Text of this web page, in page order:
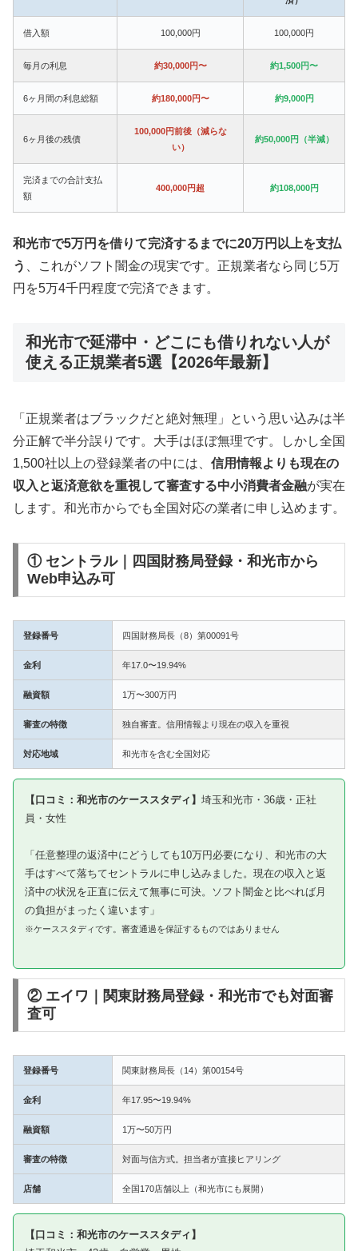
借入額 100,000円 100,000円
毎月の利息 約30,000円〜 約1,500円〜
6ヶ月間の利息総額 約180,000円〜 約9,000円
6ヶ月後の残債
100,000円前後（減らな
い）
約50,000円（半減）
完済までの合計支払
額
400,000円超 約108,000円
和光市で5万円を借りて完済するまでに20万円以上を支払
う
、これがソフト闇金の現実です。正規業者なら同じ5万
円を5万4千円程度で完済できます。
和光市で延滞中・どこにも借りれない人が
使える正規業者5選【2026年最新】
「正規業者はブラックだと絶対無理」という思い込みは半
分正解で半分誤りです。大手はほぼ無理です。しかし全国
1,500社以上の登録業者の中には、 信用情報よりも現在の
収入と返済意欲を重視して審査する中小消費者金融が実在
します。和光市からでも全国対応の業者に申し込めます。
① セントラル｜四国財務局登録・和光市から
Web申込み可
登録番号 四国財務局長（8）第00091号
金利 年17.0〜19.94%
融資額 1万〜300万円
審査の特徴 独自審査。信用情報より現在の収入を重視
対応地域 和光市を含む全国対応
【口コミ：和光市のケーススタディ】 埼玉和光市・36歳・正社
員・女性
「任意整理の返済中にどうしても10万円必要になり、和光市の大
手はすべて落ちてセントラルに申し込みました。現在の収入と返
済中の状況を正直に伝えて無事に可決。ソフト闇金と比べれば月
の負担がまったく違います」
※ケーススタディです。審査通過を保証するものではありません
② エイワ｜関東財務局登録・和光市でも対面審
査可
登録番号 関東財務局長（14）第00154号
金利 年17.95〜19.94%
融資額 1万〜50万円
審査の特徴 対面与信方式。担当者が直接ヒアリング
店舗 全国170店舗以上（和光市にも展開）
【口コミ：和光市のケーススタディ】